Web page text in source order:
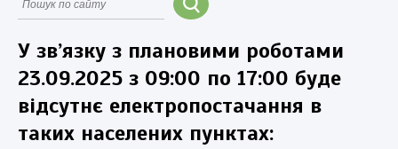
У зв’язку з плановими роботами
23.09.2025 з 09:00 по 17:00 буде
відсутнє електропостачання в
таких населених пунктах: